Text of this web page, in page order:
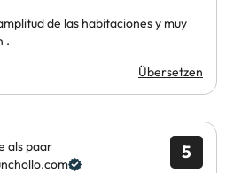
de las habitaciones y muy
.
Übersetzen
5
als paar